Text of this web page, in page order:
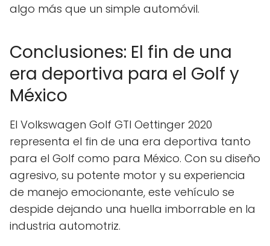
algo más que un simple automóvil.
Conclusiones: El fin de una
era deportiva para el Golf y
México
El Volkswagen Golf GTI Oettinger 2020
representa el fin de una era deportiva tanto
para el Golf como para México. Con su diseño
agresivo, su potente motor y su experiencia
de manejo emocionante, este vehículo se
despide dejando una huella imborrable en la
industria automotriz.